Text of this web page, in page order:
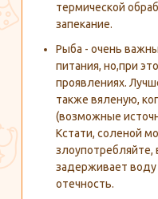
термической
запекание.
Рыба - очень
питания, но,при
проявлениях.
также вяленую,
(возможные
Кстати, соленой
злоупотребляйте,
задерживает воду
отечность.